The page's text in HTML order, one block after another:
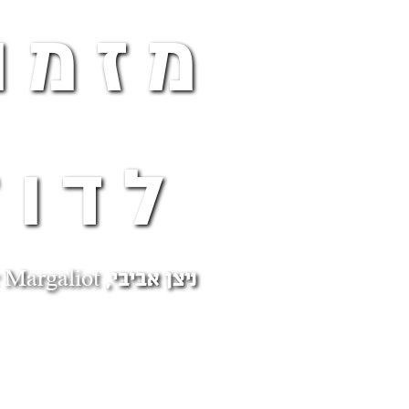
ניצן אביבי, Nofar Margaliot